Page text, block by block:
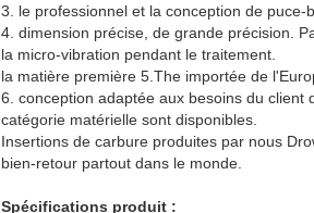
3. le professionnel et la conception de
4. dimension précise, de grande précision.
la micro-vibration pendant le traitement.
la matière première 5.The importée de
6. conception adaptée aux besoins du client
catégorie matérielle sont disponibles.
Insertions de carbure produites par nous
bien-retour partout dans le monde.
Spécifications produit :